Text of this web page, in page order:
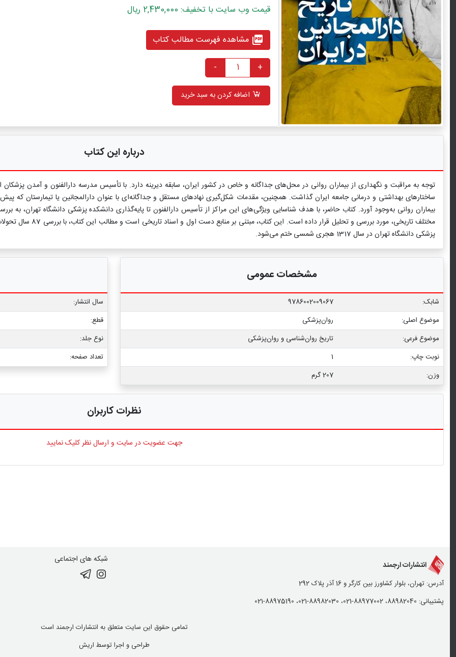
قیمت وب سایت با تخفیف: 2,430,000 ریال
picture_as_pdf مشاهده فهرست مطالب کتاب
+
-
اضافه کردن به سبد خرید
درباره این کتاب
توجه به مراقبت و نگهداری از بیماران روانی در محل‌های جداگانه و خاص در کشور ایران، سابقه دیرینه دارد. با تأسیس مدرسه دارالفنون و آمدن
ساختارهای بهداشتی و درمانی جامعه ایران گذاشت. همچنین، مقدمات شکل‌‌گیری نهادهای مستقل و جداگانه‌ای با عنوان دارالمجانین یا تیمارستان
بیماران روانی به‌وجود آورد. کتاب حاضر، با هدف شناسایی ویژگی‌های این مراکز از تأسیس دارالفنون تا پایه‌گذاری دانشکده پزشکی دانشگاه تهران، به
مختلف تاریخی، مورد
پزشكی دانشگاه تهران در سال 1317 هجری شمسی ختم می‌شود.
مشخصات عمومی
شابک:
9786002009067
موضوع اصلی:
روان‌پزشکی
موضوع فرعی:
تاریخ روان‌شناسی و روان‌پزشکی
نوبت چاپ:
1
وزن:
207 گرم
سال انتشار:
قطع:
نوع جلد:
تعداد صفحه:
نظرات کاربران
جهت عضویت در سایت و ارسال نظر کلیک نمایید
انتشارات ارجمند
آدرس: تهران، بلوار کشاورز بین کارگر و 16 آذر پلاک 292
پشتیبانی: 88982040، 88977002-021، 88982030-021، 88975190-021
شبکه های اجتماعی
تمامی حقوق این سایت متعلق به انتشارات ارجمند است
طراحی و اجرا توسط اریش